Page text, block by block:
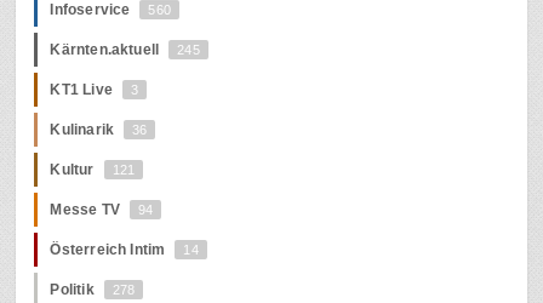
Infoservice 560
Kärnten.aktuell 245
KT1 Live 3
Kulinarik 36
Kultur 121
Messe TV 94
Österreich Intim 14
Politik 278